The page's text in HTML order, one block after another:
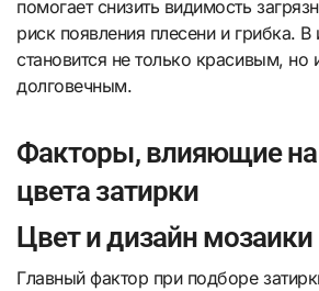
помогает снизить видимость
риск появления плесени и грибка.
становится не только красивым, но
долговечным.
Факторы, влияющие
цвета затирки
Цвет и дизайн мозаики
Главный фактор при подборе